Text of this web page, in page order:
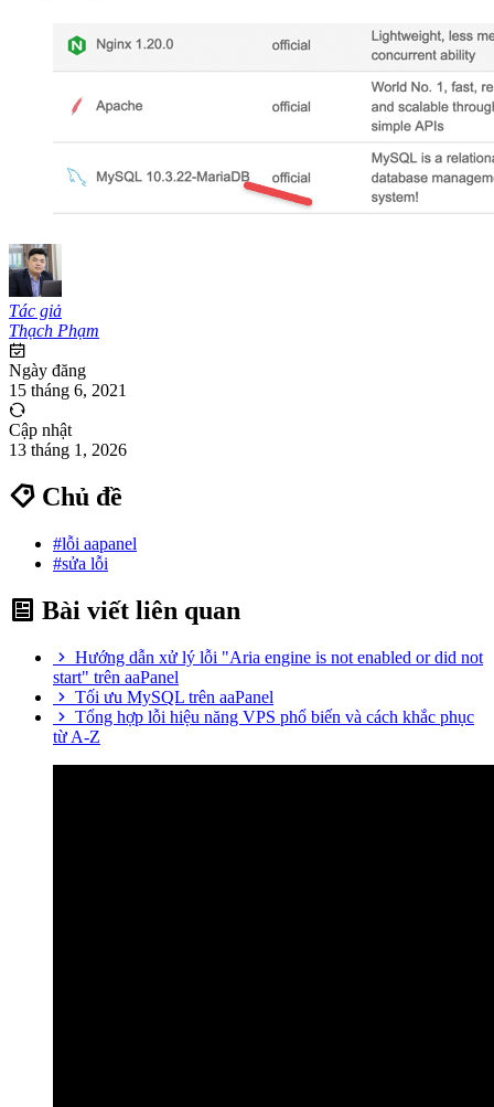
Tác giả
Thạch Phạm
Ngày đăng
15 tháng 6, 2021
Cập nhật
13 tháng 1, 2026
Chủ đề
#lỗi aapanel
#sửa lỗi
Bài viết liên quan
Hướng dẫn xử lý lỗi "Aria engine is not enabled or did not
start" trên aaPanel
Tối ưu MySQL trên aaPanel
Tổng hợp lỗi hiệu năng VPS phổ biến và cách khắc phục
từ A-Z